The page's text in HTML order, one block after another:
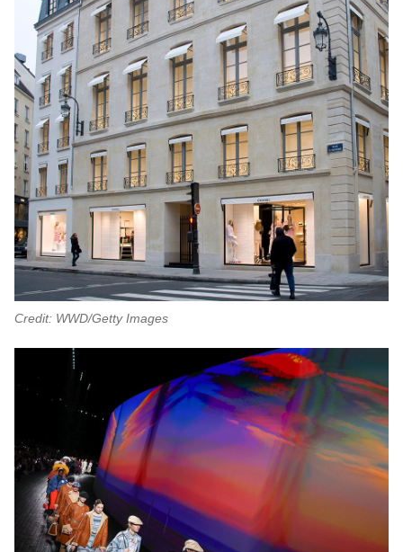
Credit: WWD/Getty Images